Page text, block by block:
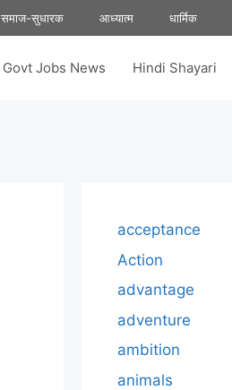
समाज-सुधारक आध्यात्म धार्मिक
Govt Jobs News Hindi Shayari
acceptance
Action
advantage
adventure
ambition
animals